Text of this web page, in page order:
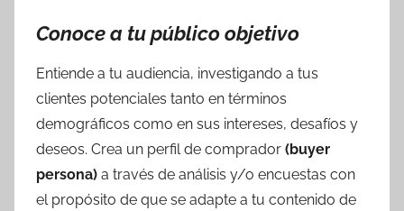
Conoce a tu público objetivo
Entiende a tu audiencia, investigando a tus
clientes potenciales tanto en términos
demográficos como en sus intereses, desafíos y
deseos. Crea un perfil de comprador (buyer
persona) a través de análisis y/o encuestas con
el propósito de que se adapte a tu contenido de